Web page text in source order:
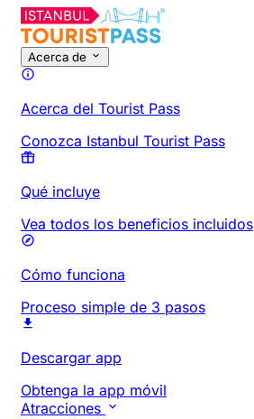
Acerca de
Acerca del Tourist Pass
Conozca Istanbul Tourist Pass
Qué incluye
Vea todos los beneficios incluidos
Cómo funciona
Proceso simple de 3 pasos
Descargar app
Obtenga la app móvil
Atracciones